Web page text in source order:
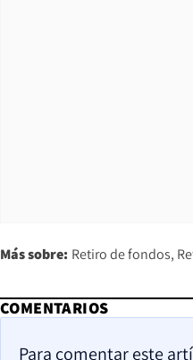
Más sobre: Retiro de fondos
COMENTARIOS
Para comentar este